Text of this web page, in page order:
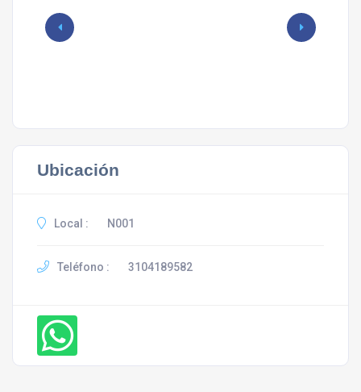
Ubicación
Local : N001
Teléfono : 3104189582